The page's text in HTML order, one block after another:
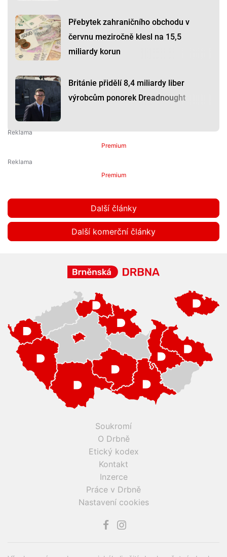
Přebytek zahraničního obchodu v
červnu meziročně klesl na 15,5
miliardy korun
Británie přidělí 8,4 miliardy liber
výrobcům ponorek Dreadnought
Premium
Premium
Další články
Další komerční články
Soukromí
O Drbně
Etický kodex
Kontakt
Inzerce
Práce v Drbně
Nastavení cookies